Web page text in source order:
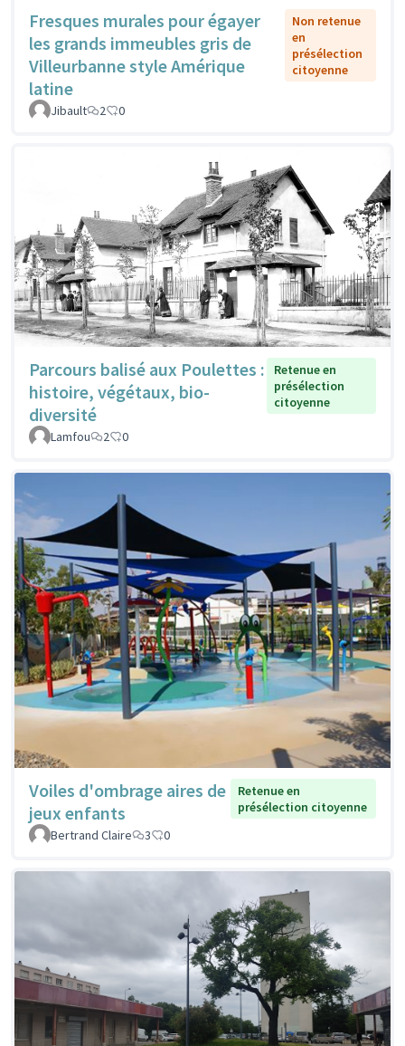
Fresques murales pour égayer
les grands immeubles gris de
Villeurbanne style Amérique
latine
Non retenue
en
présélection
citoyenne
Jibault 2 0
Parcours balisé aux Poulettes :
histoire, végétaux, bio-
diversité
Retenue en
présélection
citoyenne
Lamfou 2 0
Voiles d'ombrage aires de
jeux enfants
Retenue en
présélection citoyenne
Bertrand Claire
3 0